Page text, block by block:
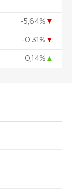
-5,64% ▼
-0,31% ▼
0,14% ▲